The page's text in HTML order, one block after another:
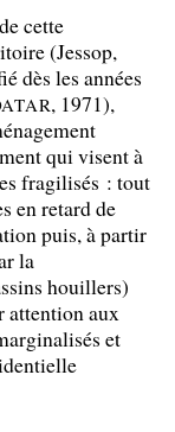
cette
(Jessop,
dès les années
, 1971),
qui visent à
fragilisés : tout
en retard de
puis, à partir
la
houillers)
attention aux
et